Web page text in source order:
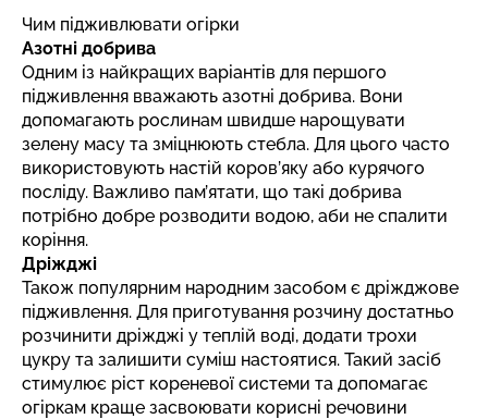
Чим підживлювати огірки
Азотні добрива
Одним із найкращих варіантів для першого
підживлення вважають азотні добрива. Вони
допомагають рослинам швидше нарощувати
зелену масу та зміцнюють стебла. Для цього часто
використовують настій коров’яку або курячого
посліду. Важливо пам’ятати, що такі добрива
потрібно добре розводити водою, аби не спалити
коріння.
Дріжджі
Також популярним народним засобом є дріжджове
підживлення. Для приготування розчину достатньо
розчинити дріжджі у теплій воді, додати трохи
цукру та залишити суміш настоятися. Такий засіб
стимулює ріст кореневої системи та допомагає
огіркам краще засвоювати корисні речовини